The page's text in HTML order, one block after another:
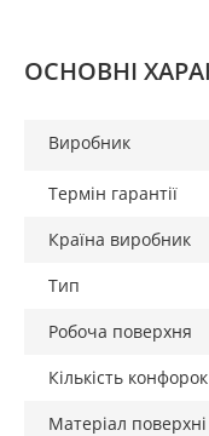
ОСНОВНІ
Виробник
Термін гарантії
Країна виробник
Тип
Робоча поверхня
Кількість конфорок
Матеріал поверхні